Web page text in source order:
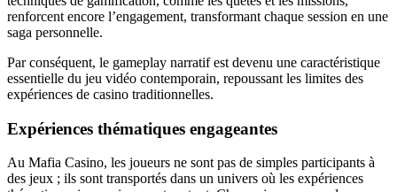
renforcent encore l’engagement, transformant chaque session en une
saga personnelle.
Par conséquent, le gameplay narratif est devenu une caractéristique
essentielle du jeu vidéo contemporain, repoussant les limites des
expériences de casino traditionnelles.
Expériences thématiques engageantes
Au Mafia Casino, les joueurs ne sont pas de simples participants à
des jeux ; ils sont transportés dans un univers où les expériences